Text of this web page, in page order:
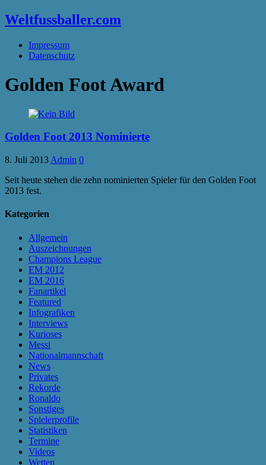
Weltfussballer.com
Impressum
Datenschutz
Golden Foot Award
Golden Foot 2013 Nominierte
8. Juli 2013 Admin 0
Seit heute stehen die zehn nominierten Spieler für den Golden Foot
2013 fest.
Kategorien
Allgemein
Auszeichnungen
Champions League
EM 2012
EM 2016
Fanartikel
Featured
Infografiken
Interviews
Kurioses
Messi
Nationalmannschaft
News
Privates
Rekorde
Ronaldo
Sonstiges
Spielerprofile
Statistiken
Termine
Videos
Wetten